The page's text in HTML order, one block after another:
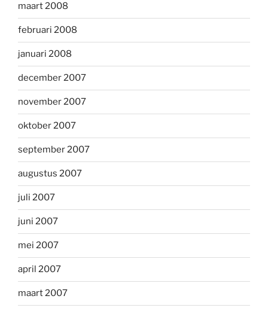
maart 2008
februari 2008
januari 2008
december 2007
november 2007
oktober 2007
september 2007
augustus 2007
juli 2007
juni 2007
mei 2007
april 2007
maart 2007